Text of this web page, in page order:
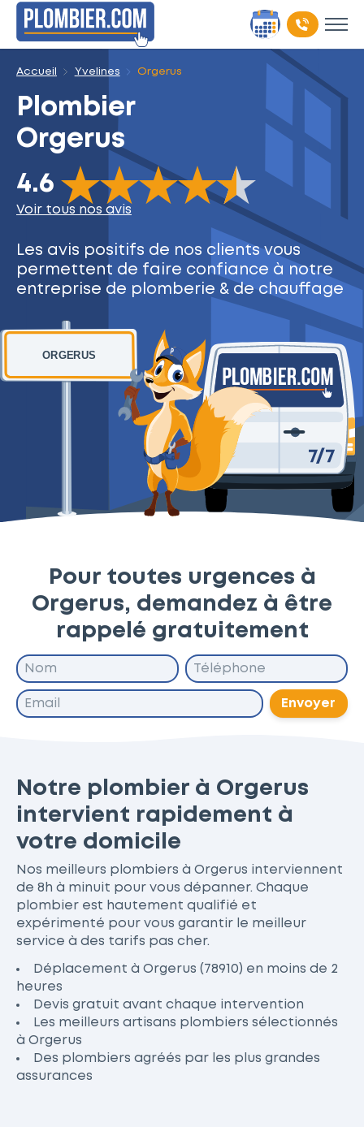
Accueil Yvelines Orgerus
Plombier
Orgerus
4.6
The rating of this product is 4.6out of 5
Voir tous nos avis
Les avis positifs de nos clientsvous
permettent de faire confiance à notre
entreprise de plomberie & de chauffage
ORGERUS
Pour toutes urgences à
Orgerus, demandez à être
rappelé gratuitement
Envoyer
Notre plombier à Orgerus
intervient rapidement à
votre domicile
Nos meilleurs plombiers à Orgerus interviennent
de 8h à minuit pour vous dépanner. Chaque
plombier est hautement qualifié et
expérimenté pour vous garantir le meilleur
service à des tarifs pas cher.
Déplacement à Orgerus (78910) en moins de 2
heures
Devis gratuit avant chaque intervention
Les meilleurs artisans plombiers sélectionnés
à Orgerus
Des plombiers agréés par les plus grandes
assurances